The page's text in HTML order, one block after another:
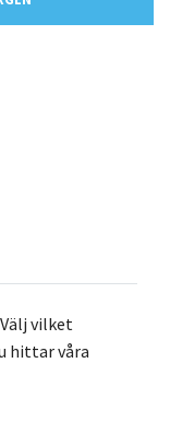
Välj vilket
hittar våra